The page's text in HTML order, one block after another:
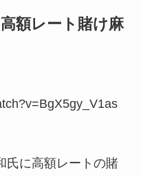
額レート賭け麻
氏に高額レートの賭